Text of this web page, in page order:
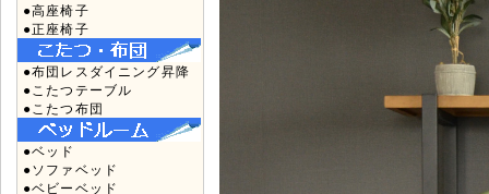
●高座椅子
●正座椅子
●布団レスダイニング昇降
●こたつテーブル
●こたつ布団
●ベッド
●ソファベッド
●ベビーベッド